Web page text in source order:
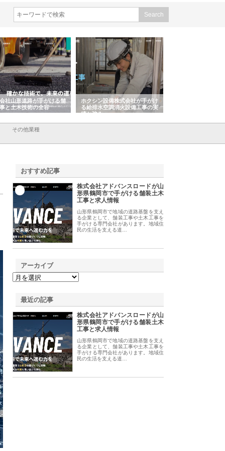
社山形道路が手がける舗
と土木技術の全容
ホクシン設備株式会社が手がけ
る給排水空調消火設備工事の実
績と強み
その他業種
おすすめ記事
株式会社アドバンスロードが山
形県鶴岡市で手がける舗装土木
工事と求人情報
山形県鶴岡市で地域の道路基盤を支え
る企業として、舗装工事や土木工事を
手がける専門会社があります。地域住
民の生活を支える道…
アーカイブ
最近の記事
株式会社アドバンスロードが山
形県鶴岡市で手がける舗装土木
工事と求人情報
山形県鶴岡市で地域の道路基盤を支え
る企業として、舗装工事や土木工事を
手がける専門会社があります。地域住
民の生活を支える道…